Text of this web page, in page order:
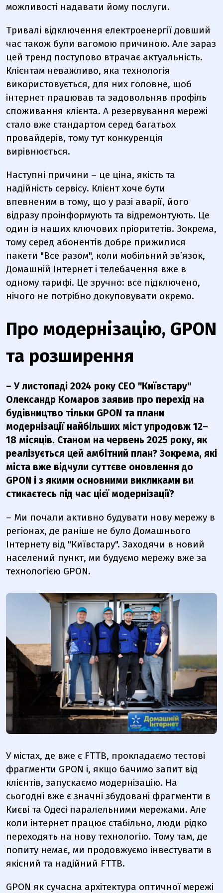
можливості надавати йому послуги.
Тривалі відключення електроенергії довший
час також були вагомою причиною. Але зараз
цей тренд поступово втрачає актуальність.
Клієнтам неважливо, яка технологія
використовується, для них головне, щоб
інтернет працював та задовольняв профіль
споживання клієнта. А резервування мережі
стало вже стандартом серед багатьох
провайдерів, тому тут конкуренція
вирівнюється.
Наступні причини – це ціна, якість та
надійність сервісу. Клієнт хоче бути
впевненим в тому, що у разі аварії, його
відразу проінформують та відремонтують. Це
один із наших ключових пріоритетів. Зокрема,
тому серед абонентів добре прижилися
пакети "Все разом", коли мобільний зв’язок,
Домашній Інтернет і телебачення вже в
одному тарифі. Це зручно: все підключено,
нічого не потрібно докуповувати окремо.
Про модернізацію, GPON
та розширення
– У листопаді 2024 року CEO "Київстару"
Олександр Комаров заявив про перехід на
будівництво тільки GPON та плани
модернізації найбільших міст упродовж 12–
18 місяців. Станом на червень 2025 року, як
реалізується цей амбітний план? Зокрема, які
міста вже відчули суттєве оновлення до
GPON і з якими основними викликами ви
стикаєтесь під час цієї модернізації?
– Ми почали активно будувати нову мережу в
регіонах, де раніше не було Домашнього
Інтернету від "Київстару". Заходячи в новий
населений пункт, ми будуємо мережу вже за
технологією GPON.
У містах, де вже є FTTB, прокладаємо тестові
фрагменти GPON і, якщо бачимо запит від
клієнтів, запускаємо модернізацію. На
сьогодні вже є значні збудовані фрагменти в
Києві та Одесі паралельними мережами. Але
коли інтернет працює стабільно, люди рідко
переходять на нову технологію. Тому там, де
попиту немає, ми продовжуємо інвестувати в
якісний та надійний FTTB.
GPON як сучасна архітектура оптичної мережі